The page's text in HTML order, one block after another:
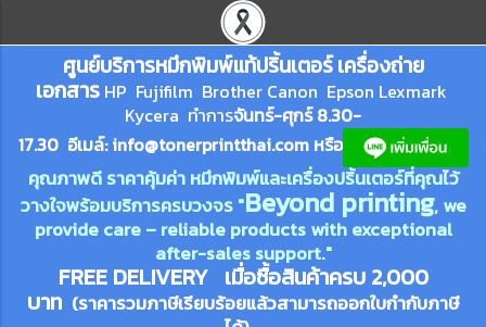
ศูนย์บริการหมึกพิมพ์แท้ปริ้นเตอร์ เครื่องถ่าย
เอกสาร HP Fujifilm Brother Canon Epson Lexmark
Kycera ทำการจันทร์-ศุกร์ 8.30-
17.30 อีเมล์:info@tonerprintthai.com หรือ
คุณภาพดี ราคาคุ้มค่า หมึกพิมพ์และเครื่องปริ้นเตอร์ที่คุณไว้
วางใจพร้อมบริการครบวงจร "Beyond printing, we
provide care – reliable products with exceptional
after-sales support."
FREE DELIVERY เมื่อซื้อสินค้าครบ 2,000
บาท (ราคารวมภาษีเรียบร้อยแล้วสามารถออกใบกำกับภาษี